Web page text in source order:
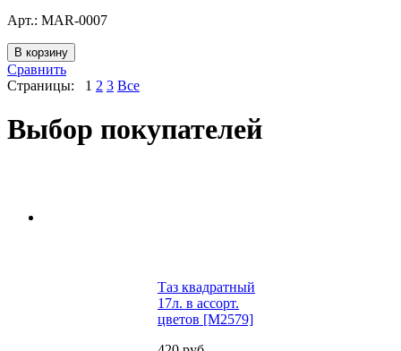
Арт.: MAR-0007
Сравнить
Страницы: 1 2 3 Все
Выбор покупателей
Таз квадратный
17л. в ассорт.
цветов [M2579]